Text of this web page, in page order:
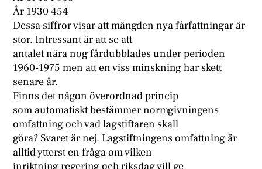
År 1930 454
Dessa siffror visar att mängden nya fårfattningar är
stor. Intressant är att se att
antalet nära nog fårdubblades under perioden
1960-1975 men att en viss minskning har skett
senare år.
Finns det någon överordnad princip
som automatiskt bestämmer normgivningens
omfattning och vad lagstiftaren skall
göra? Svaret är nej. Lagstiftningens omfattning är
alltid ytterst en fråga om vilken